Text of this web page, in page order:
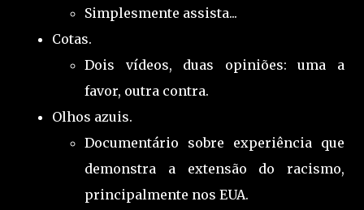
Simplesmente assista...
Cotas.
Dois vídeos, duas opiniões: uma a
favor, outra contra.
Olhos azuis.
Documentário sobre experiência que
demonstra a extensão do racismo,
principalmente nos EUA.